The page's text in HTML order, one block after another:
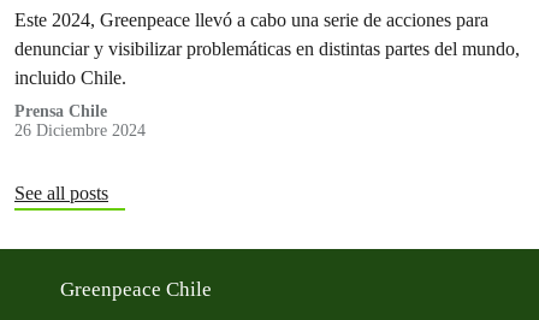
Este 2024, Greenpeace llevó a cabo una serie de acciones para
denunciar y visibilizar problemáticas en distintas partes del mundo,
incluido Chile.
Prensa Chile
26 Diciembre 2024
See all posts
Greenpeace Chile